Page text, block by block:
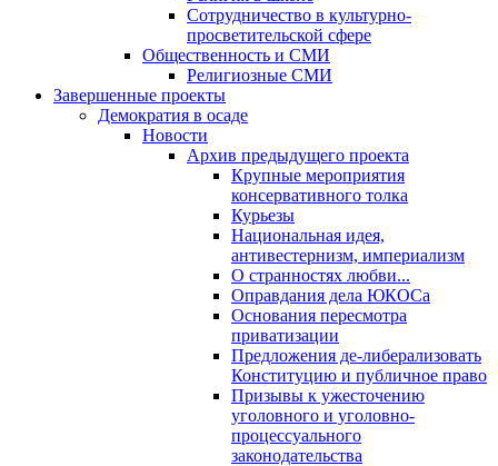
Сотрудничество в культурно-
просветительской сфере
Общественность и СМИ
Религиозные СМИ
Завершенные проекты
Демократия в осаде
Новости
Архив предыдущего проекта
Крупные мероприятия
консервативного толка
Курьезы
Национальная идея,
антивестернизм, империализм
О странностях любви...
Оправдания дела ЮКОСа
Основания пересмотра
приватизации
Предложения де-либерализовать
Конституцию и публичное право
Призывы к ужесточению
уголовного и уголовно-
процессуального
законодательства